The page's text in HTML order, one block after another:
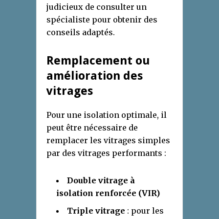
judicieux de consulter un
spécialiste pour obtenir des
conseils adaptés.
Remplacement ou
amélioration des
vitrages
Pour une isolation optimale, il
peut être nécessaire de
remplacer les vitrages simples
par des vitrages performants :
Double vitrage à
isolation renforcée (VIR)
Triple vitrage : pour les